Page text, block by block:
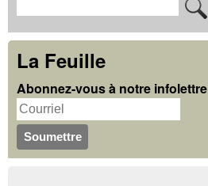
F
o
r
m
u
l
e
c
h
e
r
c
La Feuille
Abonnez-vous à notre infolettre